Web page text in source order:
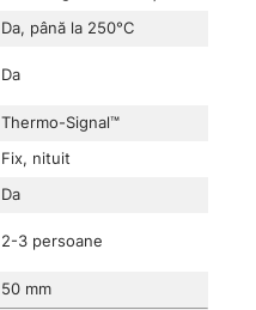
Da, până la 250°C
Da
Thermo-Signal™
Fix, nituit
Da
2-3 persoane
50 mm